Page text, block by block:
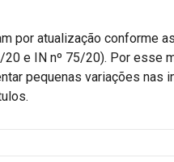
por atualização conforme
e IN nº 75/20). Por esse
pequenas variações nas